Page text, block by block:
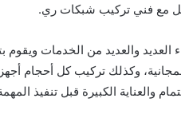
مع فني تركيب شبكات ري.
العديد والعديد من الخدمات
وكذلك تركيب كل أحجام
والعناية الكبيرة قبل تنفيذ